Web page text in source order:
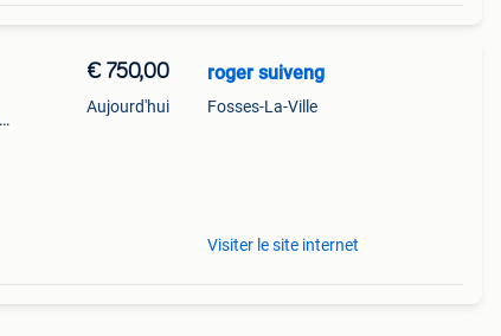
€ 750,00
Aujourd'hui
roger suiveng
Fosses-La-Ville
Visiter le site internet